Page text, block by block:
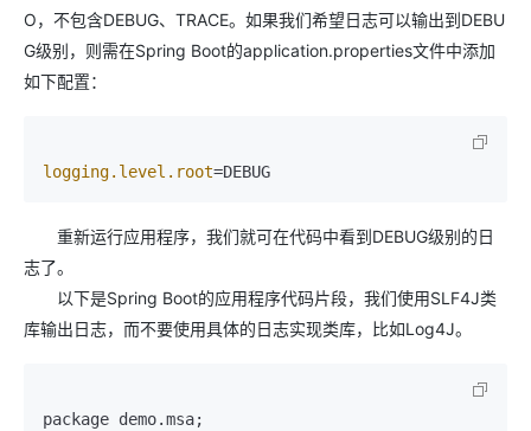
O，不包含DEBUG、TRACE。如果我们希望日志可以输出到DEBU
G级别，则需在Spring Boot的application.properties文件中添加
如下配置：
logging.level.root=DEBUG
重新运行应用程序，我们就可在代码中看到DEBUG级别的日
志了。
以下是Spring Boot的应用程序代码片段，我们使用SLF4J类
库输出日志，而不要使用具体的日志实现类库，比如Log4J。
package demo.msa